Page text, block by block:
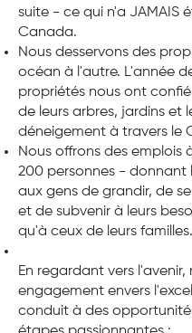
suite - ce qui n'a JAMAIS
Canada.
Nous desservons des
océan à l'autre. L'année
propriétés nous ont
de leurs arbres, jardins et
déneigement à travers le
Nous offrons des emplois
200 personnes - donnant
aux gens de grandir, de
et de subvenir à leurs
qu'à ceux de leurs familles.
En regardant vers l'avenir,
engagement envers
conduit à des